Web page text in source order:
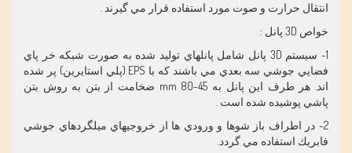
انتقال حرارت و صوت مورد استفاده قرار مي گيرند .
خواص 3D پانل :
1- سيستم 3D پانل شامل پانلهاي توليد شده به صورت شبكه خر پاي
فضايي جوشي سه بعدي مي باشند كه با EPS (پلي استايرين) پر شده
اند. هر طرف اين پانل به 45-80 mm ضخامت از بتن به روش بتن
پاشي پوشيده شده است .
2- در اطراف باز شوها و ورودي ها از خروجيهاي ميلگردهاي جوشي
فابريك استفاده مي گردد.